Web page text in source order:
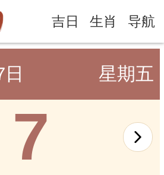
吉日 生肖 导航
星期五
7